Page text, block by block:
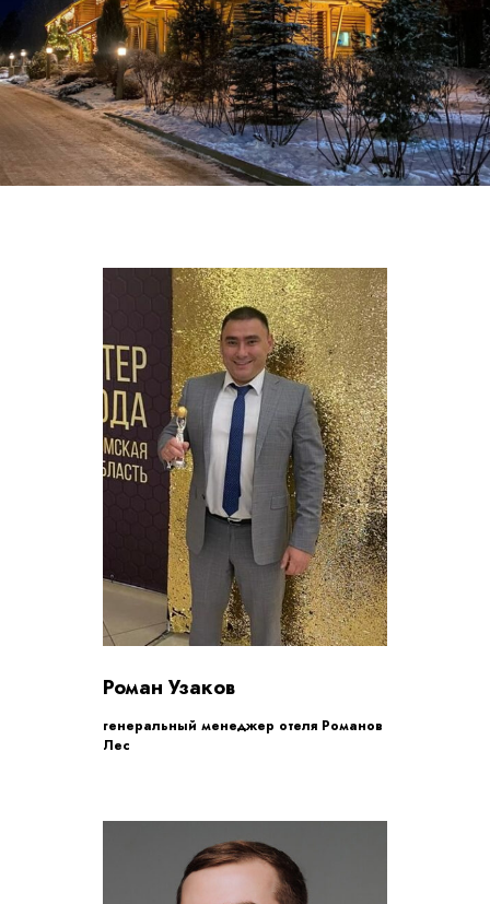
Роман Узаков
генеральный менеджер отеля Романов
Лес